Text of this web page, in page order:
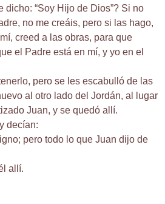
dicho: “Soy Hijo de Dios”? Si no
no me creáis, pero si las hago,
creed a las obras, para que
el Padre está en mí, y yo en el
pero se les escabulló de las
al otro lado del Jordán, al lugar
Juan, y se quedó allí.
decían:
pero todo lo que Juan dijo de
allí.